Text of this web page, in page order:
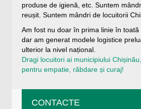
produse de igienă, etc. Suntem
reușit. Suntem mândri de locuitorii
Am fost nu doar în prima linie în toată
dar am generat modele logistice
ulterior la nivel național.
Dragi locuitori ai municipiului
pentru empatie, răbdare și curaj!
CONTACTE